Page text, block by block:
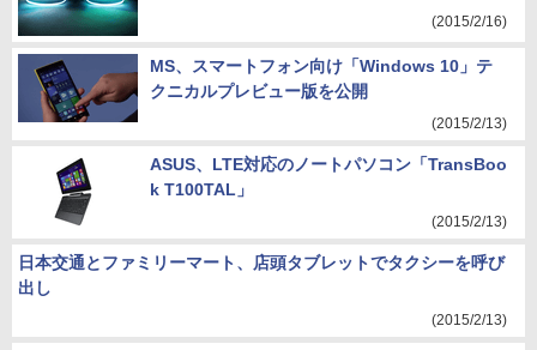
(2015/2/16)
MS、スマートフォン向け「Windows 10」テ
クニカルプレビュー版を公開
(2015/2/13)
ASUS、LTE対応のノートパソコン「TransBoo
k T100TAL」
(2015/2/13)
日本交通とファミリーマート、店頭タブレットでタクシーを呼び
出し
(2015/2/13)